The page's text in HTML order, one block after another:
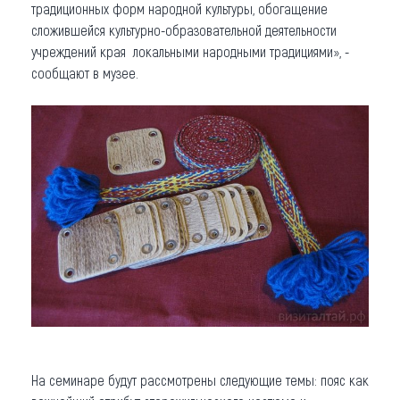
традиционных форм народной культуры, обогащение
сложившейся культурно-образовательной деятельности
учреждений края локальными народными традициями», -
сообщают в музее.
На семинаре будут рассмотрены следующие темы: пояс как